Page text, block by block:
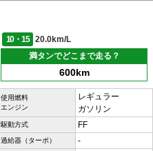
10・15
20.0km/L
満タンでどこまで走る？
600km
使用燃料
エンジン
レギュラー
ガソリン
駆動方式 FF
過給器（ターボ） -